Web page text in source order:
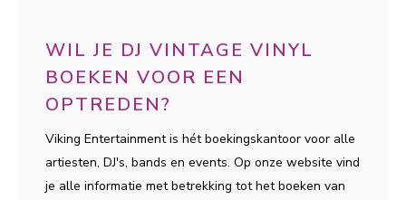
WIL JE DJ VINTAGE VINYL
BOEKEN VOOR EEN
OPTREDEN?
Viking Entertainment is hét boekingskantoor voor alle
artiesten, DJ's, bands en events. Op onze website vind
je alle informatie met betrekking tot het boeken van